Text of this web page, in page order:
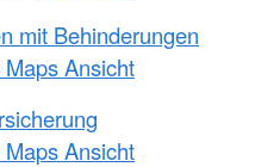
mit Behinderungen
Ansicht
Ansicht